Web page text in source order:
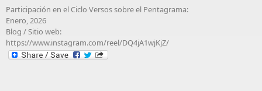
Participación en el Ciclo Versos sobre el Pentagrama:
Enero, 2026
Blog / Sitio web:
https://www.instagram.com/reel/DQ4jA1wjKjZ/